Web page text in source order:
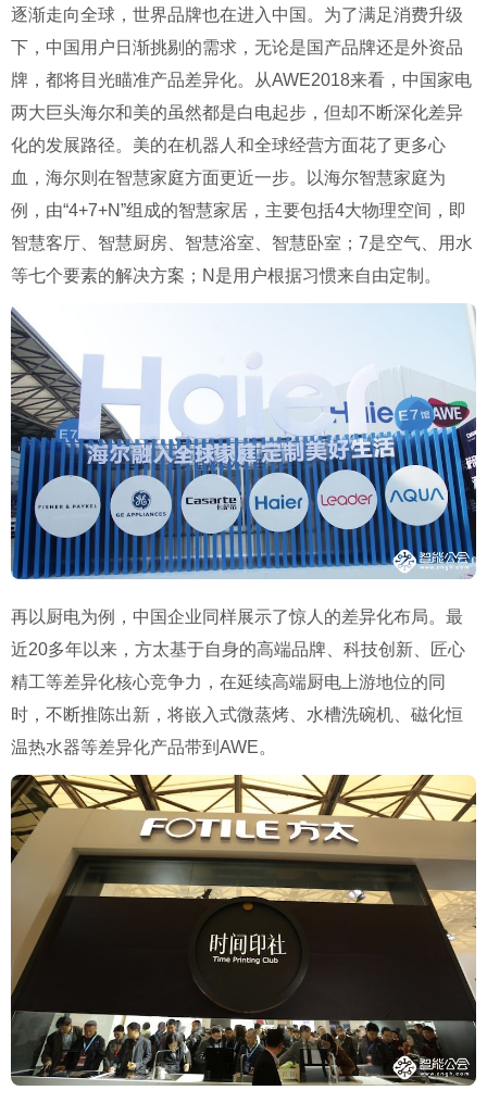
逐渐走向全球，世界品牌也在进入中国。为了满足消费升级
下，中国用户日渐挑剔的需求，无论是国产品牌还是外资品
牌，都将目光瞄准产品差异化。从AWE2018来看，中国家电
两大巨头海尔和美的虽然都是白电起步，但却不断深化差异
化的发展路径。美的在机器人和全球经营方面花了更多心
血，海尔则在智慧家庭方面更近一步。以海尔智慧家庭为
例，由“4+7+N”组成的智慧家居，主要包括4大物理空间，即
智慧客厅、智慧厨房、智慧浴室、智慧卧室；7是空气、用水
等七个要素的解决方案；N是用户根据习惯来自由定制。
再以厨电为例，中国企业同样展示了惊人的差异化布局。最
近20多年以来，方太基于自身的高端品牌、科技创新、匠心
精工等差异化核心竞争力，在延续高端厨电上游地位的同
时，不断推陈出新，将嵌入式微蒸烤、水槽洗碗机、磁化恒
温热水器等差异化产品带到AWE。